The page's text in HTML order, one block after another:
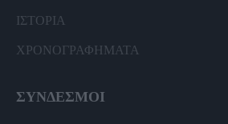
ΙΣΤΟΡΙΑ
ΧΡΟΝΟΓΡΑΦΗΜΑΤΑ
ΣΥΝΔΕΣΜΟΙ